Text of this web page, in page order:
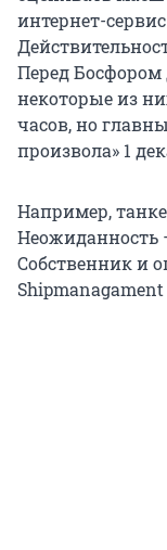
интернет-
Перед Босфором
некоторые из
часов, но
произвола» 1
Например,
Неожиданность
Собственник и